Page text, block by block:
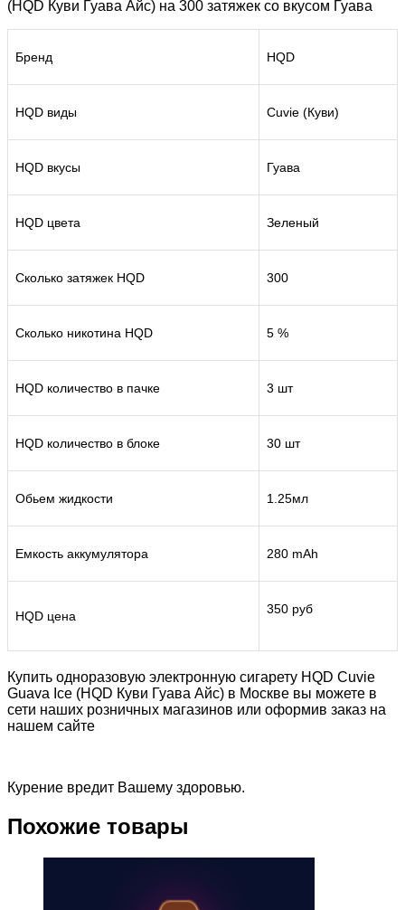
(HQD Куви Гуава Айс) на 300 затяжек со вкусом Гуава
Бренд HQD
HQD виды Cuvie (Куви)
HQD вкусы Гуава
HQD цвета Зеленый
Сколько затяжек HQD 300
Сколько никотина HQD 5 %
HQD количество в пачке 3 шт
HQD количество в блоке 30 шт
Обьем жидкости 1.25мл
Емкость аккумулятора 280 mAh
HQD цена 350 руб
Купить одноразовую электронную сигарету HQD Cuvie
Guava Ice (HQD Куви Гуава Айс) в Москве вы можете в
сети наших розничных магазинов или оформив заказ на
нашем сайте
Курение вредит Вашему здоровью.
Похожие товары